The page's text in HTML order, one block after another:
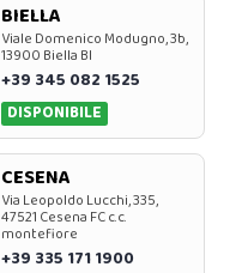
BIELLA
Viale Domenico Modugno, 3b,
13900 Biella BI
+39 345 082 1525
DISPONIBILE
CESENA
Via Leopoldo Lucchi, 335,
47521 Cesena FC c.c.
montefiore
+39 335 171 1900